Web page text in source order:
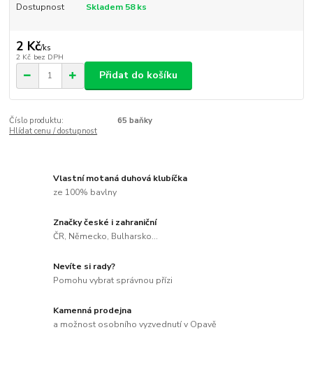
Dostupnost Skladem 58 ks
2 Kč/ks
2 Kč bez DPH
Přidat do košíku
Číslo produktu:
65 baňky
Hlídat cenu / dostupnost
Vlastní motaná duhová klubíčka
ze 100% bavlny
Značky české i zahraniční
ČR, Německo, Bulharsko...
Nevíte si rady?
Pomohu vybrat správnou přízi
Kamenná prodejna
a možnost osobního vyzvednutí v Opavě